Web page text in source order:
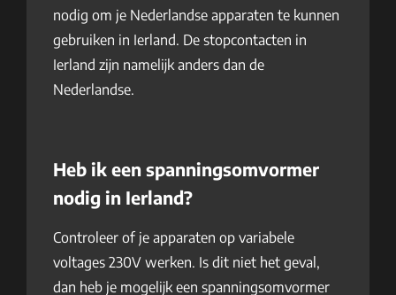
nodig om je Nederlandse apparaten te kunnen
gebruiken in Ierland. De stopcontacten in
Ierland zijn namelijk anders dan de
Nederlandse.
Heb ik een spanningsomvormer
nodig in Ierland?
Controleer of je apparaten op variabele
voltages 230V werken. Is dit niet het geval,
dan heb je mogelijk een spanningsomvormer